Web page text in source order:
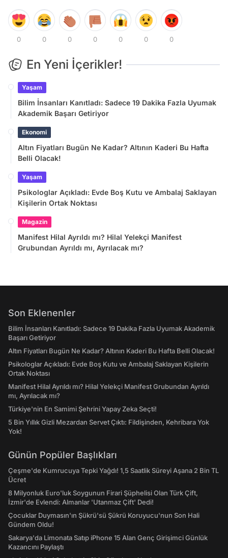
0 0 0 0 0 0 0
En Yeni İçerikler!
Yaşam
Bilim İnsanları Kanıtladı: Sadece 19 Dakika Fazla Uyumak
Akademik Başarı Getiriyor
Ekonomi
Altın Fiyatları Bugün Ne Kadar? Altının Kaderi Bu Hafta
Belli Olacak!
Yaşam
Psikologlar Açıkladı: Evde Boş Kutu ve Ambalaj Saklayan
Kişilerin Ortak Noktası
Magazin
Manifest Hilal Ayrıldı mı? Hilal Yelekçi Manifest
Grubundan Ayrıldı mı, Ayrılacak mı?
Son Eklenenler
Bilim İnsanları Kanıtladı: Sadece 19 Dakika Fazla Uyumak Akademik
Başarı Getiriyor
Altın Fiyatları Bugün Ne Kadar? Altının Kaderi Bu Hafta Belli Olacak!
Psikologlar Açıkladı: Evde Boş Kutu ve Ambalaj Saklayan Kişilerin
Ortak Noktası
Manifest Hilal Ayrıldı mı? Hilal Yelekçi Manifest Grubundan Ayrıldı
mı, Ayrılacak mı?
Türkiye'nin En Samimi Şehrini Yapay Zeka Seçti!
5 Bin Yıllık Gizli Mezardan Servet Çıktı: Fildişinden, Kehribara Yok
Yok!
Günün Popüler Başlıkları
Çeşme'de Kumrucuya Tepki Yağdı! 1,5 Saatlik Süreyi Aşana 2 Bin TL
Ücret
8 Milyonluk Euro'luk Soygunun Firari Şüphelisi Olan Türk Çift,
İzmir'de Evlendi: Almanlar 'Utanmaz Çift' Dedi!
Çocuklar Duymasın'ın Şükrü'sü Şükrü Koruyucu'nun Son Hali
Gündem Oldu!
Sakarya'da Limonata Satıp iPhone 15 Alan Genç Girişimci Günlük
Kazancını Paylaştı